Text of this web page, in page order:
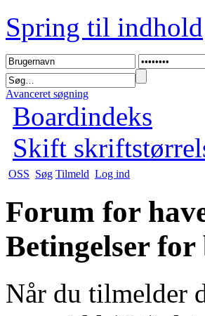
Spring til indhold
Avanceret søgning
Boardindeks
Skift
OSS Søg Tilmeld Log ind
Forum for
Betingelser for
Når du tilmelder